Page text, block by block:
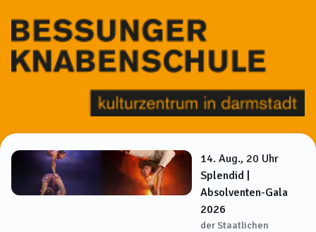
14. Aug., 20 Uhr
Splendid |
Absolventen-Gala
2026
der Staatlichen